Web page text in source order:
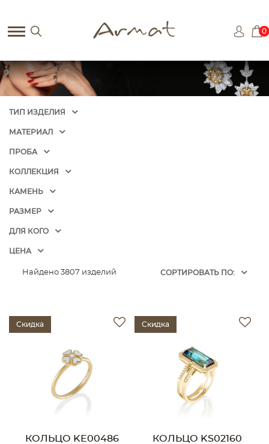
0
ТИП ИЗДЕЛИЯ
МАТЕРИАЛ
ПРОБА
КОЛЛЕКЦИЯ
КАМЕНЬ
РАЗМЕР
ДЛЯ КОГО
ЦЕНА
Найдено 3807 изделий CОРТИРОВАТЬ ПО:
Скидка
КОЛЬЦО KE00486
Скидка
КОЛЬЦО KS02160